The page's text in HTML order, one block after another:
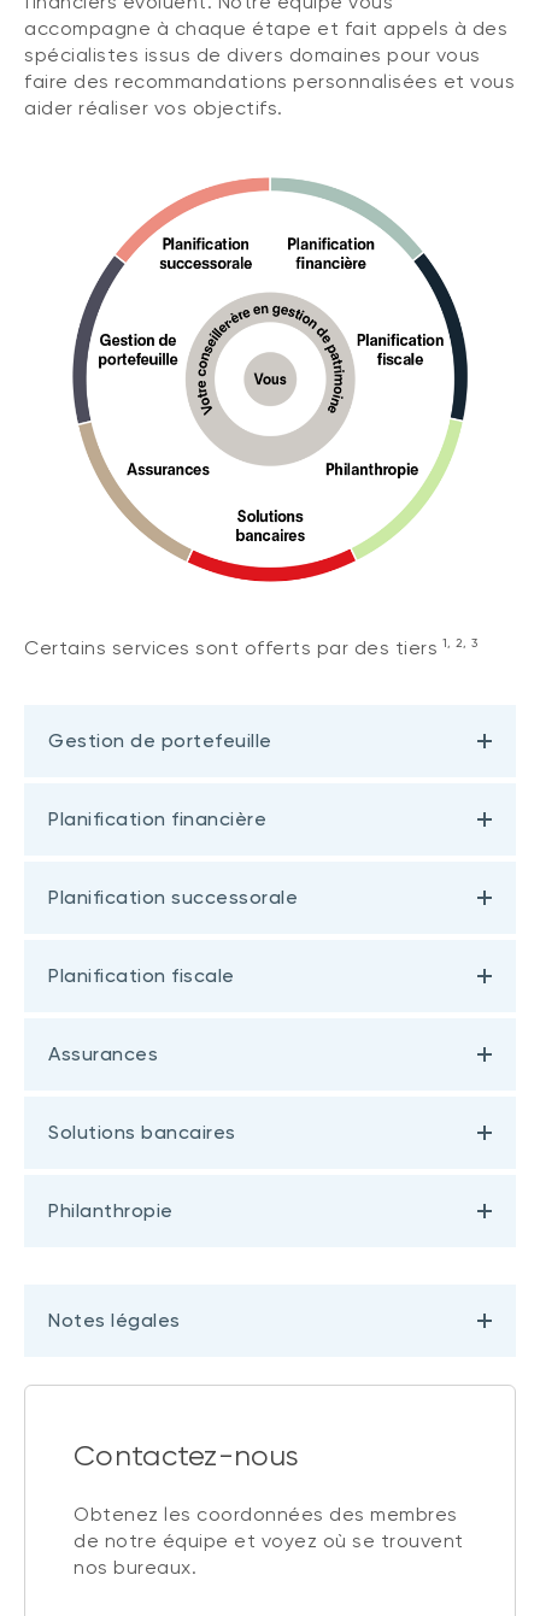
accompagne à chaque étape et fait appels à des
spécialistes issus de divers domaines pour vous
faire des recommandations personnalisées et vous
aider réaliser vos objectifs.
Certains services sont offerts par des tiers 1, 2, 3
Gestion de portefeuille
Planification financière
Planification successorale
Planification fiscale
Assurances
Solutions bancaires
Philanthropie
Notes légales
Contactez-nous
Obtenez les coordonnées des membres
de notre équipe et voyez où se trouvent
nos bureaux.